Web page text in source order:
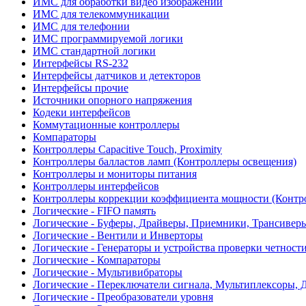
ИМС для телекоммуникации
ИМС для телефонии
ИМС программируемой логики
ИМС стандартной логики
Интерфейсы RS-232
Интерфейсы датчиков и детекторов
Интерфейсы прочие
Источники опорного напряжения
Кодеки интерфейсов
Коммутационные контроллеры
Компараторы
Контроллеры Capacitive Touch, Proximity
Контроллеры балластов ламп (Контроллеры освещения)
Контроллеры и мониторы питания
Контроллеры интерфейсов
Контроллеры коррекции коэффициента мощности
Логические - FIFO память
Логические - Буферы, Драйверы, Приемники,
Логические - Вентили и Инверторы
Логические - Генераторы и устройства проверки четности
Логические - Компараторы
Логические - Мультивибраторы
Логические - Переключатели сигнала, Мультиплексоры,
Логические - Преобразователи уровня